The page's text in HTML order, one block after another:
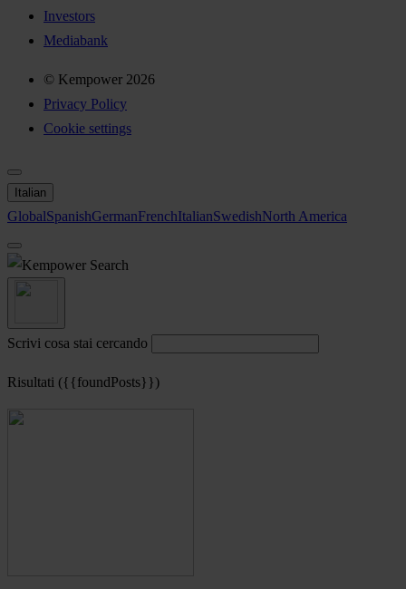
Investors
Mediabank
© Kempower 2026
Privacy Policy
Cookie settings
Italian
GlobalSpanishGermanFrenchItalianSwedishNorth America
Search
Scrivi cosa stai cercando
Risultati ({{foundPosts}})